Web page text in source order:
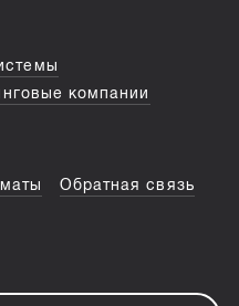
компании
Обратная связь